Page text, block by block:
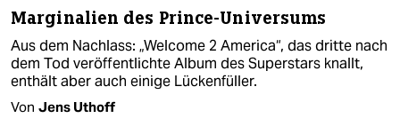
Marginalien des Prince-Universums
Aus dem Nachlass: „Welcome 2 America“, das dritte nach
dem Tod veröffentlichte Album des Superstars knallt,
enthält aber auch einige Lückenfüller.
Von Jens Uthoff